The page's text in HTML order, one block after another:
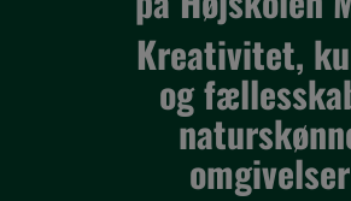
Kreativitet,
og
omgivelser